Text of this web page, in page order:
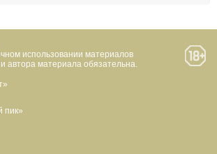
использовании материалов
автора материала обязательна.
пик»